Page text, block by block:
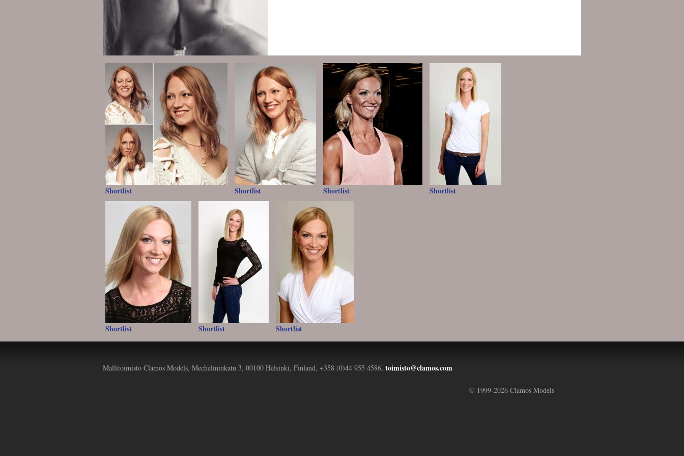
Shortlist Shortlist Shortlist Shortlist
Shortlist Shortlist Shortlist
Mallitoimisto Clamos Models, Mechelininkatu 3, 00100 Helsinki, Finland, +358 (0)44 955 4586, toimisto@clamos.com
© 1999-2026 Clamos Models